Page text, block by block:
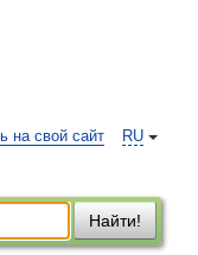
RU
на свой сайт
Найти!